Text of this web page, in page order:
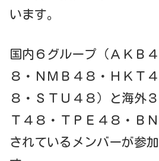
います。
国内６グループ（ＡＫＢ
８・ＮＭＢ４８・ＨＫＴ
８・ＳＴＵ４８）と海外
Ｔ４８・ＴＰＥ４８・Ｂ
されているメンバーが参